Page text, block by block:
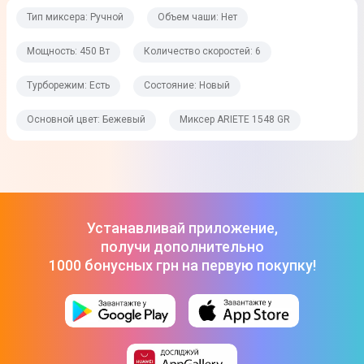
Мощность
Турборежим
Размеры и комплектация
Состояние
Степень повреждения
Тип миксера: Ручной Объем чаши: Нет
Мощность: 450 Вт Количество скоростей: 6
Турборежим: Есть Состояние: Новый
Основной цвет: Бежевый Миксер ARIETE 1548 GR
Устанавливай приложение,
получи дополнительно
1000 бонусных грн на первую покупку!